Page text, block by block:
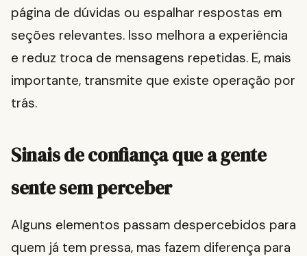
página de dúvidas ou espalhar respostas em
seções relevantes. Isso melhora a experiência
e reduz troca de mensagens repetidas. E, mais
importante, transmite que existe operação por
trás.
Sinais de confiança que a gente
sente sem perceber
Alguns elementos passam despercebidos para
quem já tem pressa, mas fazem diferença para